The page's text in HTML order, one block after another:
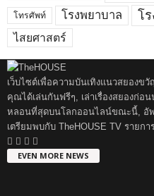
โทรศัพท์ โรงพยาบาล โ
ไสยศาสตร์
เว็บไซต์เพื่อความบันเทิงแนวสยองข
คุณได้เล่นกันฟรีๆ, เล่าเรื่องสยองก่อ
หลอนที่สุดบนโลกออนไลน์ขณะนี้, อัพ
เตรียมพบกับ TheHOUSE TV รายก
EVEN MORE NEWS